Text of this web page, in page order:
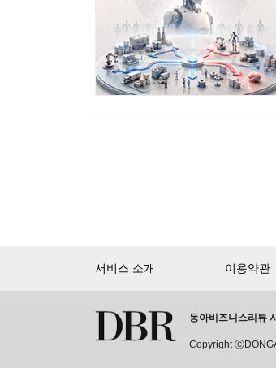
서비스 소개 이용약관
동아비즈니스리뷰
Copyright